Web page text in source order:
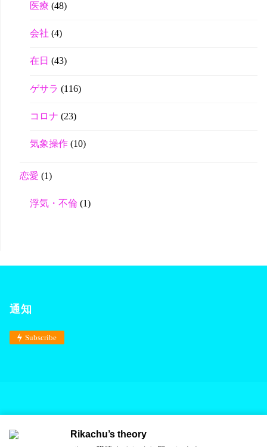
医療 (48)
会社 (4)
在日 (43)
ゲサラ (116)
コロナ (23)
気象操作(10)
恋愛 (1)
浮気・不倫 (1)
通知
Subscribe
Rikachu’s theory